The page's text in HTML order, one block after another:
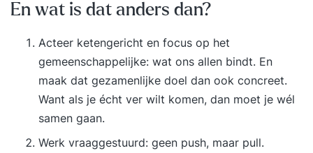
En wat is dat anders dan?
Acteer ketengericht en focus op het
gemeenschappelijke: wat ons allen bindt. En
maak dat gezamenlijke doel dan ook concreet.
Want als je écht ver wilt komen, dan moet je wél
samen gaan.
Werk vraaggestuurd: geen push, maar pull.